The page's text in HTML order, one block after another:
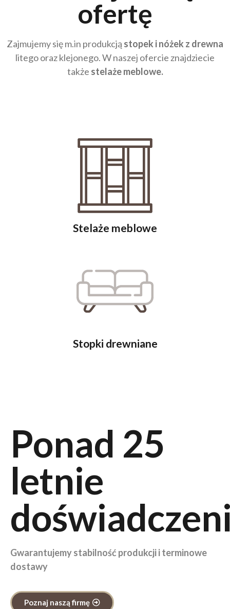
ofertę
Zajmujemy się m.in produkcją stopek i nóżek z drewna
litego oraz klejonego. W naszej ofercie znajdziecie
także stelaże meblowe.
Stelaże meblowe
Stopki drewniane
Ponad 25
letnie
Gwarantujemy stabilność produkcji i terminowe
dostawy
Poznaj naszą firmę